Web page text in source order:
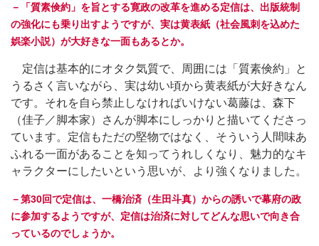
－「質素倹約」を旨とする寛政の改革を進める定信は、出版統制
の強化にも乗り出すようですが、実は黄表紙（社会風刺を込めた
娯楽小説）が大好きな一面もあるとか。
定信は基本的にオタク気質で、周囲には「質素倹約」と
うるさく言いながら、実は幼い頃から黄表紙が大好きなん
です。それを自ら禁止しなければいけない葛藤は、森下
（佳子／脚本家）さんが脚本にしっかりと描いてくださっ
ています。定信もただの堅物ではなく、そういう人間味あ
ふれる一面があることを知ってうれしくなり、魅力的なキ
ャラクターにしたいという思いが、より強くなりました。
－第30回で定信は、一橋治済（生田斗真）からの誘いで幕府の政
に参加するようですが、定信は治済に対してどんな思いで向き合
っているのでしょうか。